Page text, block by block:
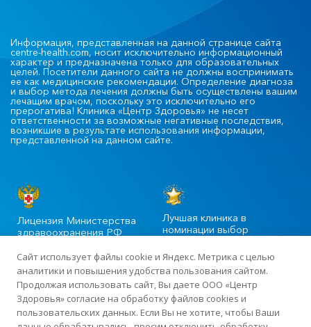
Информация, представленная на данной странице сайта
centre-health.com, носит исключительно информационный
характер и предназначена только для образовательных
целей. Посетители данного сайта не должны воспринимать
ее как медицинские рекомендации. Определение диагноза
и выбор метода лечения должны быть осуществлены вашим
лечащим врачом, поскольку это исключительно его
прерогатива! Клиника «Центр Здоровья» не несет
ответственности за возможные негативные последствия,
возникшие в результате использования информации,
представленной на данном сайте.
Лицензия Министерства
здравоохранения РФ
Лучшая клиника в
номинации выбор
©2020-2025 Официальный сайт сети многопрофильных клиник
«Центр Здоровья» в Москве
Сайт использует файлы cookie и Яндекс. Метрика с целью
аналитики и повышения удобства пользования сайтом.
Продолжая использовать сайт, Вы даете ООО «Центр
Здоровья» согласие на обработку файлов cookies и
пользовательских данных. Если Вы не хотите, чтобы Ваши